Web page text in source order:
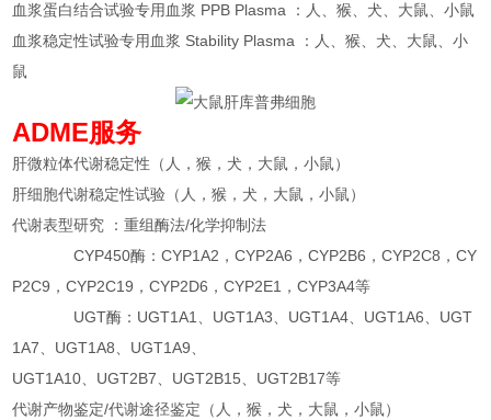
血浆蛋白结合试验专用血浆 PPB Plasma ：人、猴、犬、大鼠、小鼠
血浆稳定性试验专用血浆 Stability Plasma ：人、猴、犬、大鼠、小
鼠
ADME服务
肝微粒体代谢稳定性（人，猴，犬，大鼠，小鼠）
肝细胞代谢稳定性试验（人，猴，犬，大鼠，小鼠）
代谢表型研究 ：重组酶法/化学抑制法
CYP450酶：CYP1A2，CYP2A6，CYP2B6，CYP2C8，CY
P2C9，CYP2C19，CYP2D6，CYP2E1，CYP3A4等
UGT酶：UGT1A1、UGT1A3、UGT1A4、UGT1A6、UGT
1A7、UGT1A8、UGT1A9、
UGT1A10、UGT2B7、UGT2B15、UGT2B17等
代谢产物鉴定/代谢途径鉴定（人，猴，犬，大鼠，小鼠）